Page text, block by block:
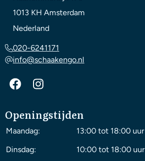
1013 KH Amsterdam
Nederland
020-6241171
info@schaakengo.nl
Openingstijden
Maandag:
13:00 tot 18:00 uur
Dinsdag:
10:00 tot 18:00 uur